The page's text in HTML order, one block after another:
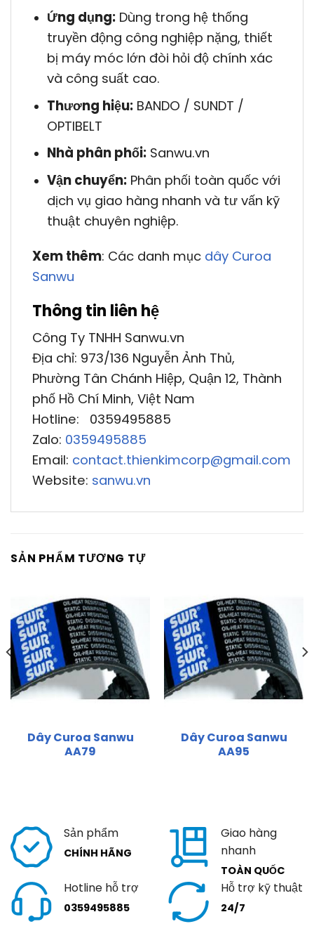
Ứng dụng:Dùng trong hệ thống
truyền động công nghiệp nặng, thiết
bị máy móc lớn đòi hỏi độ chính xác
và công suất cao.
Thương hiệu:BANDO / SUNDT /
OPTIBELT
Nhà phân phối:Sanwu.vn
Vận chuyển:Phân phối toàn quốc với
dịch vụ giao hàng nhanh và tư vấn kỹ
thuật chuyên nghiệp.
Xem thêm: Các danh mục dây Curoa
Sanwu
Thông tin liên hệ
Công Ty TNHH Sanwu.vn
Địa chỉ: 973/136 Nguyễn Ảnh Thủ,
Phường Tân Chánh Hiệp, Quận 12, Thành
phố Hồ Chí Minh, Việt Nam
Hotline: 0359495885
Zalo: 0359495885
Email: contact.thienkimcorp@gmail.com
Website: sanwu.vn
SẢN PHẨM TƯƠNG TỰ
Dây Curoa Sanwu
AA79
Dây Curoa Sanwu
AA95
Sản phẩm
CHÍNH HÃNG
Giao hàng
nhanh
TOÀN QUỐC
Hotline hỗ trợ
0359495885
Hỗ trợ kỹ thuật
24/7